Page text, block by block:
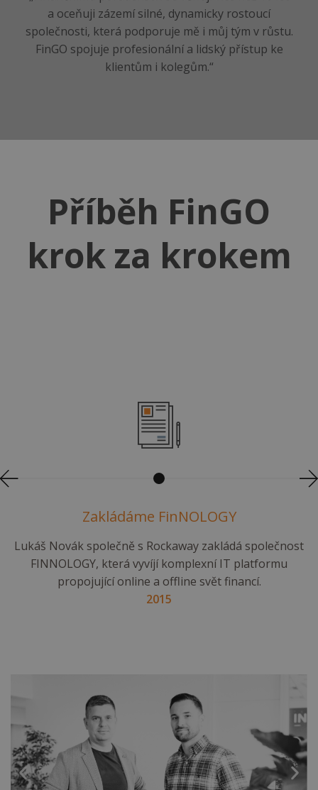
a oceňuji zázemí silné, dynamicky rostoucí
společnosti, která podporuje mě i můj tým v růstu.
FinGO spojuje profesionální a lidský přístup ke
klientům i kolegům.“
Příběh FinGO
krok za krokem
Zakládáme FinNOLOGY
Lukáš Novák společně s Rockaway zakládá společnost
FINNOLOGY, která vyvíjí komplexní IT platformu
propojující online a offline svět financí.
2015